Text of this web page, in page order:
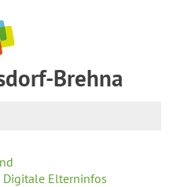
Brehna
Digitale Elterninfos